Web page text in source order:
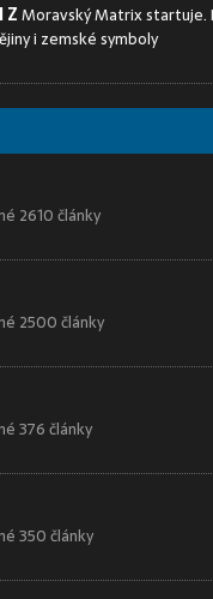
ZMoravský Matrix startuje.
i zemské symboly
2610 články
2500 články
376 články
350 články